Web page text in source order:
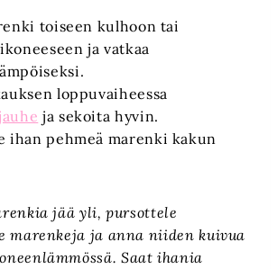
toiseen kulhoon tai
ja vatkaa
loppuvaiheessa
ja sekoita hyvin.
ihan pehmeä marenki kakun
jää yli, pursottele
marenkeja ja anna niiden kuivua
Saat ihania